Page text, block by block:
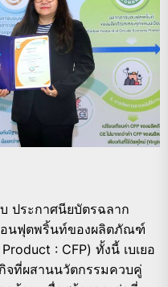
บ ประกาศนียบัตรฉลาก
อนฟุตพริ้นท์ของผลิตภัณฑ์
: CFP) ทั้งนี้ เบเยอ
จที่ผสานนวัตกรรมควบคู่